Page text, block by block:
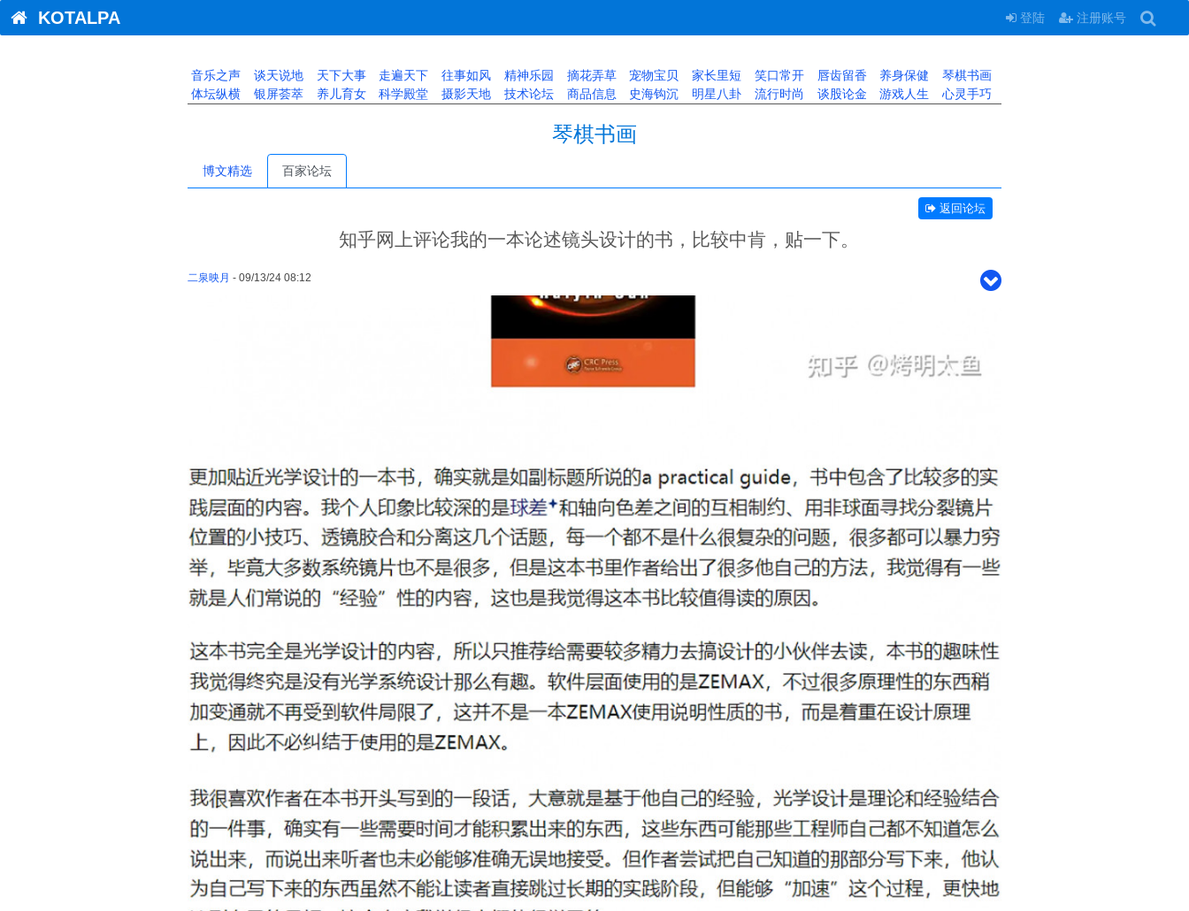
KOTALPA 登陆 注册账号
音乐之声 谈天说地 天下大事 走遍天下 往事如风 精神乐园 摘花弄草 宠物宝贝 家长里短 笑口常开 唇齿留香 养身保健
琴棋书画
体坛纵横
银屏荟萃 养儿育女 科学殿堂 摄影天地 技术论坛 商品信息 史海钩沉 明星八卦 流行时尚 谈股论金 游戏人生 心灵手巧
琴棋书画
博文精选 百家论坛
返回论坛
知乎网上评论我的一本论述镜头设计的书，比较中肯，贴一下。
二泉映月 - 09/13/24 08:12